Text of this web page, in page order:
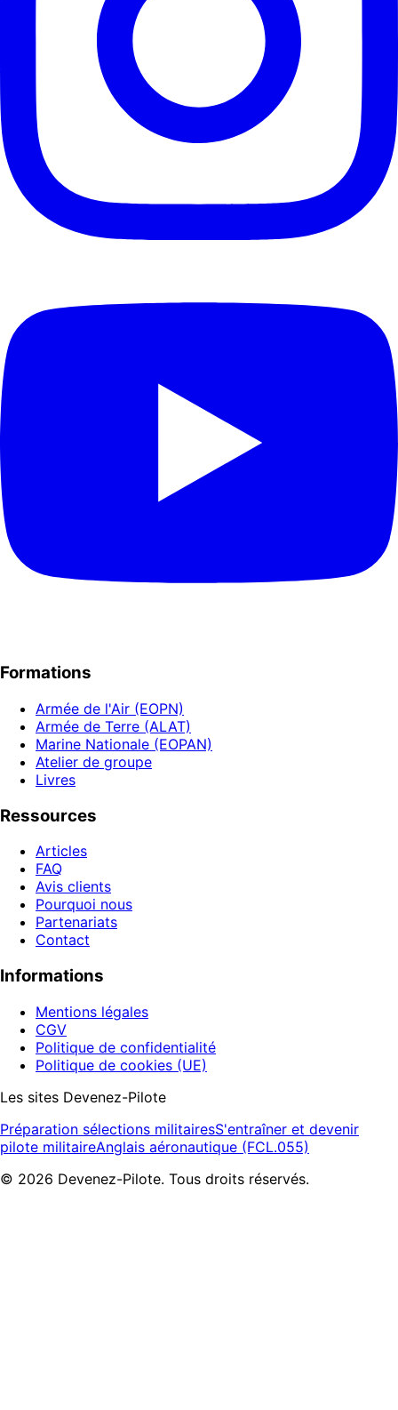
Formations
Armée de l'Air (EOPN)
Armée de Terre (ALAT)
Marine Nationale (EOPAN)
Atelier de groupe
Livres
Ressources
Articles
FAQ
Avis clients
Pourquoi nous
Partenariats
Contact
Informations
Mentions légales
CGV
Politique de confidentialité
Politique de cookies (UE)
Les sites Devenez-Pilote
Préparation sélections militairesS'entraîner et devenir
pilote militaireAnglais aéronautique (FCL.055)
© 2026 Devenez-Pilote. Tous droits réservés.